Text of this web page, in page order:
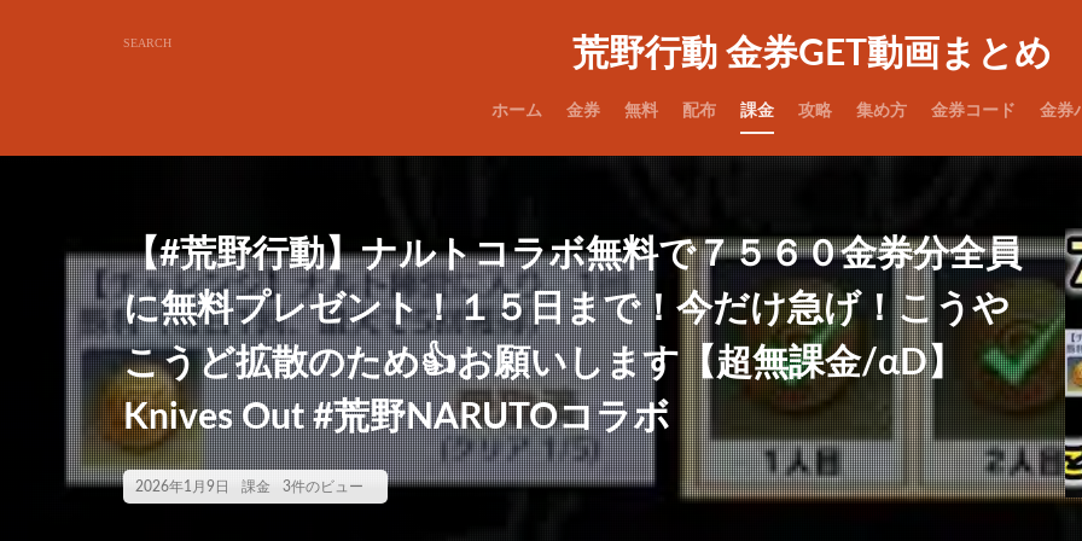
荒野行動 金券GET動画まとめ
ホーム 金券 無料 配布 課金 攻略 集め方 金券コード 金券
【#荒野行動】ナルトコラボ無料で７５６０金券分全員
に無料プレゼント！１５日まで！今だけ急げ！こうや
こうど拡散のため👍お願いします【超無課金/αD】
Knives Out #荒野NARUTOコラボ
2026年1月9日 課金 3件のビュー